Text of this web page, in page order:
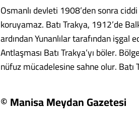
Osmanlı devleti 1908’den sonra
koruyamaz. Batı Trakya, 1912’de
ardından Yunanlılar tarafından işgal
Antlaşması Batı Trakya’yı böler.
nüfuz mücadelesine sahne olur. Batı
© Manisa Meydan Gazetesi